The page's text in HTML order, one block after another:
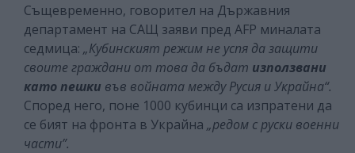
Същевременно, говорител на Държавния
департамент на САЩ заяви пред AFP миналата
седмица: „Кубинският режим не успя да защити
своите граждани от това да бъдат използвани
като пешки във войната между Русия и Украйна“.
Според него, поне 1000 кубинци са изпратени да
се бият на фронта в Украйна „редом с руски военни
части”.